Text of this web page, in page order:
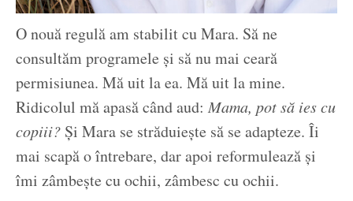
O nouă regulă am stabilit cu Mara. Să ne
consultăm programele și să nu mai ceară
permisiunea. Mă uit la ea. Mă uit la mine.
Ridicolul mă apasă când aud: Mama, pot să ies cu
copiii? Și Mara se străduiește să se adapteze. Îi
mai scapă o întrebare, dar apoi reformulează și
îmi zâmbește cu ochii, zâmbesc cu ochii.